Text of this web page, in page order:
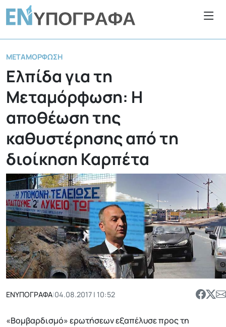
ΜΕΤΑΜΌΡΦΩΣΗ
Ελπίδα για τη
Μεταμόρφωση: Η
αποθέωση της
καθυστέρησης από τη
διοίκηση Καρπέτα
ΕΝΥΠΟΓΡΑΦΑ|04.08.2017 | 10:52
«Βομβαρδισμό» ερωτήσεων εξαπέλυσε προς τη